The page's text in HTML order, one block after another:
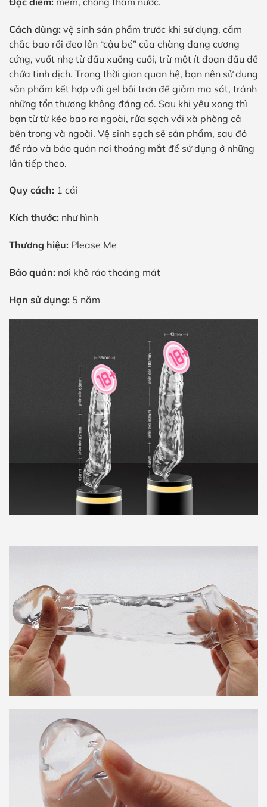
Cách dùng: vệ sinh sản phẩm trước khi sử dụng, cầm
chắc bao rồi đeo lên “cậu bé” của chàng đang cương
cứng, vuốt nhẹ từ đầu xuống cuối, trừ một ít đoạn đầu để
chứa tinh dịch. Trong thời gian quan hệ, bạn nên sử dụng
sản phẩm kết hợp với gel bôi trơn để giảm ma sát, tránh
những tổn thương không đáng có. Sau khi yêu xong thì
bạn từ từ kéo bao ra ngoài, rửa sạch với xà phòng cả
bên trong và ngoài. Vệ sinh sạch sẽ sản phẩm, sau đó
để ráo và bảo quản nơi thoảng mắt để sử dụng ở những
lần tiếp theo.
Quy cách: 1 cái
Kích thước: như hình
Thương hiệu: Please Me
Bảo quản: nơi khô ráo thoáng mát
Hạn sử dụng: 5 năm